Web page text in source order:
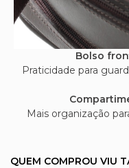
Bolso
Praticidade para
Mais organização
QUEM COMPROU VIU